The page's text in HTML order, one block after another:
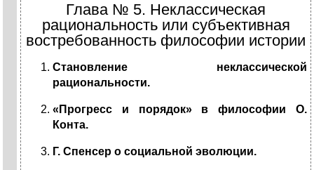
Глава № 5. Неклассическая
рациональность или субъективная
востребованность философии истории
Становление неклассической
рациональности.
«Прогресс и порядок» в философии О.
Конта.
Г. Спенсер о социальной эволюции.